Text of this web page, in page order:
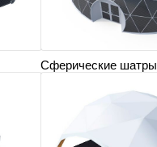
Сферические шатры